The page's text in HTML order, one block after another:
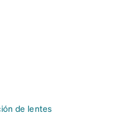
de lentes